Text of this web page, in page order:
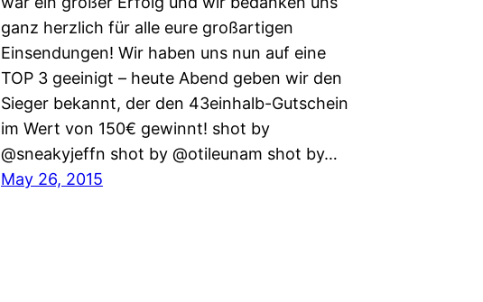
ganz herzlich für alle eure großartigen
Einsendungen! Wir haben uns nun auf eine
TOP 3 geeinigt – heute Abend geben wir den
Sieger bekannt, der den 43einhalb-Gutschein
im Wert von 150€ gewinnt! shot by
@sneakyjeffn shot by @otileunam shot by…
May 26, 2015